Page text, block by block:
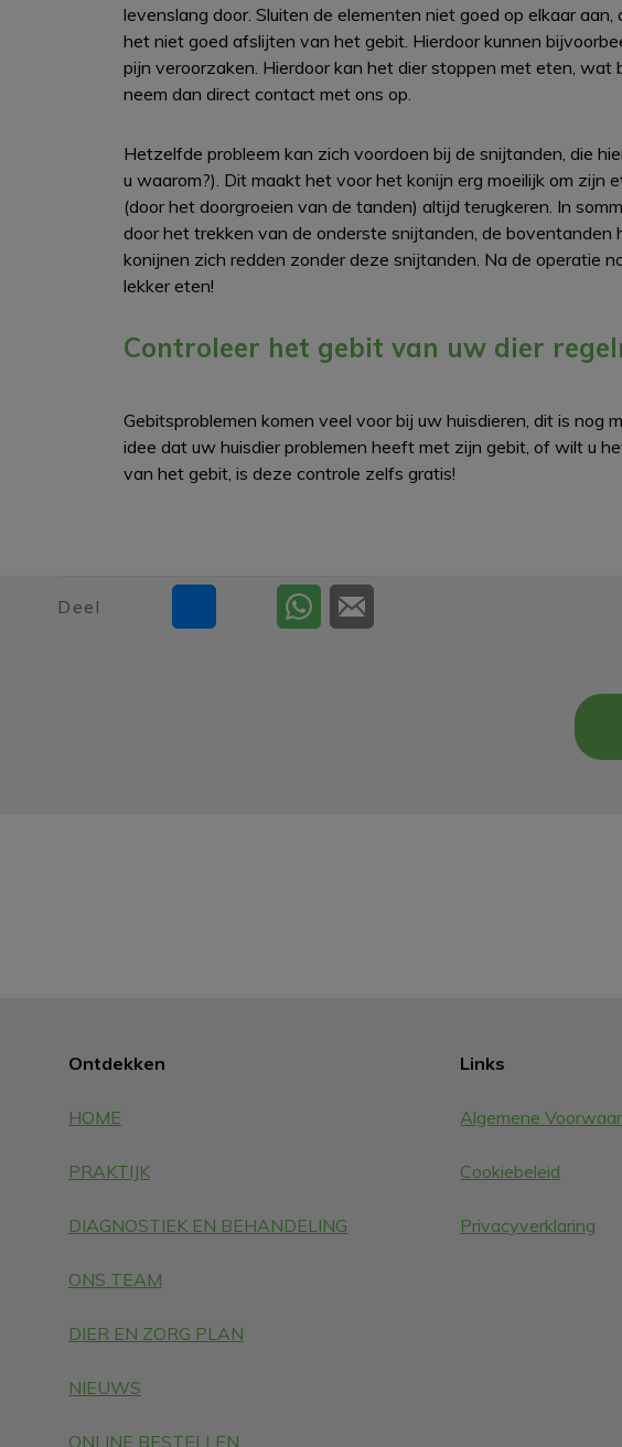
levenslang door. Sluiten de elementen niet goed op elkaar
het niet goed afslijten van het gebit. Hierdoor kunnen
pijn veroorzaken. Hierdoor kan het dier stoppen met eten, wat
neem dan direct contact met ons op.
Hetzelfde probleem kan zich voordoen bij de snijtanden, die
u waarom?). Dit maakt het voor het konijn erg moeilijk om zijn
(door het doorgroeien van de tanden) altijd terugkeren. In
door het trekken van de onderste snijtanden, de
konijnen zich redden zonder deze snijtanden. Na de operatie
lekker eten!
Controleer het gebit van uw dier
Gebitsproblemen komen veel voor bij uw huisdieren, dit is
idee dat uw huisdier problemen heeft met zijn gebit, of wilt u
van het gebit, is deze controle zelfs gratis!
Deel
Ontdekken
HOME
PRAKTIJK
DIAGNOSTIEK EN BEHANDELING
ONS TEAM
DIER EN ZORG PLAN
NIEUWS
ONLINE BESTELLEN
Links
Algemene
Cookiebeleid
Privacyverklaring